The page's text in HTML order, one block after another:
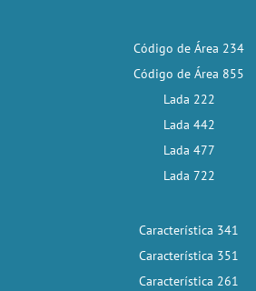
Código de Área 234
Código de Área 855
Lada 222
Lada 442
Lada 477
Lada 722
Característica 341
Característica 351
Característica 261